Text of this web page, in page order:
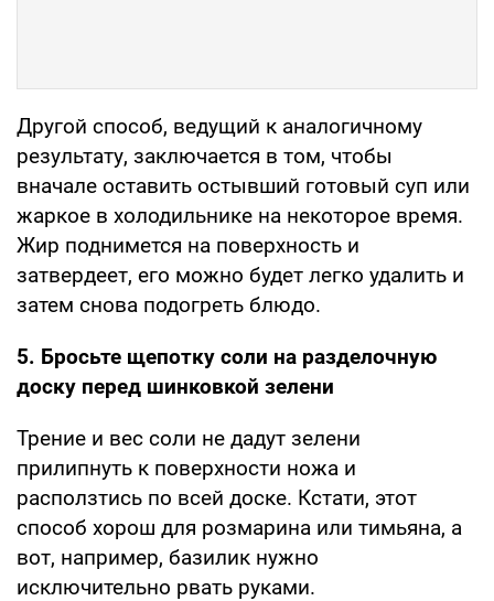
Другой способ, ведущий к аналогичному
результату, заключается в том, чтобы
вначале оставить остывший готовый суп или
жаркое в холодильнике на некоторое время.
Жир поднимется на поверхность и
затвердеет, его можно будет легко удалить и
затем снова подогреть блюдо.
5. Бросьте щепотку соли на разделочную
доску перед шинковкой зелени
Трение и вес соли не дадут зелени
прилипнуть к поверхности ножа и
расползтись по всей доске. Кстати, этот
способ хорош для розмарина или тимьяна, а
вот, например, базилик нужно
исключительно рвать руками.